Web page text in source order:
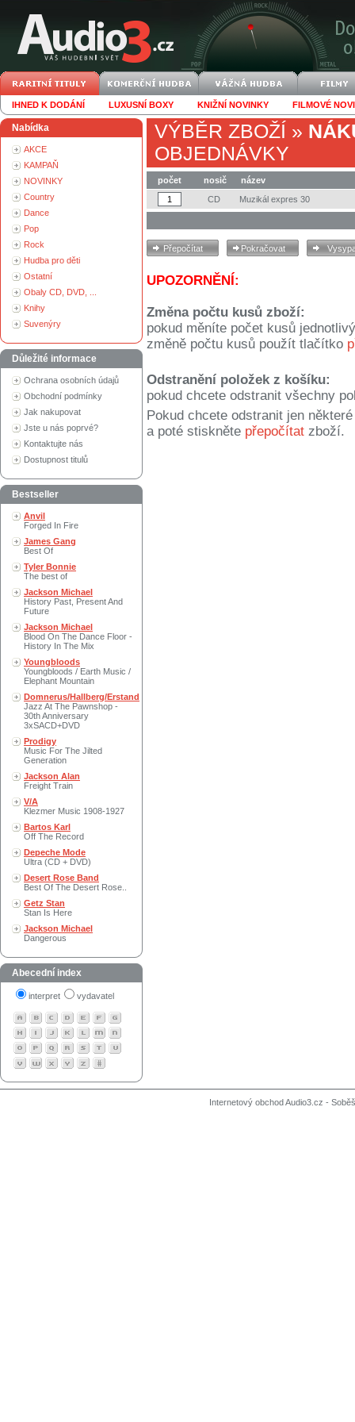
IHNED K DODÁNÍ LUXUSNÍ BOXY KNIŽNÍ NOVINKY FILMOVÉ
Nabídka
AKCE
KAMPAŇ
NOVINKY
Country
Dance
Pop
Rock
Hudba pro děti
Ostatní
Obaly CD, DVD, ...
Knihy
Suvenýry
Důležité informace
Ochrana osobních údajů
Obchodní podmínky
Jak nakupovat
Jste u nás poprvé?
Kontaktujte nás
Dostupnost titulů
Bestseller
Anvil
Forged In Fire
James Gang
Best Of
Tyler Bonnie
The best of
Jackson Michael
History Past, Present And
Future
Jackson Michael
Blood On The Dance Floor -
History In The Mix
Youngbloods
Youngbloods / Earth Music /
Elephant Mountain
Domnerus/Hallberg/Erstand
Jazz At The Pawnshop -
30th Anniversary
3xSACD+DVD
Prodigy
Music For The Jilted
Generation
Jackson Alan
Freight Train
V/A
Klezmer Music 1908-1927
Bartos Karl
Off The Record
Depeche Mode
Ultra (CD + DVD)
Desert Rose Band
Best Of The Desert Rose..
Getz Stan
Stan Is Here
Jackson Michael
Dangerous
Abecední index
interpret vydavatel
VÝBĚR ZBOŽÍ »
OBJEDNÁVKY
počet nosič
název
CD
Muzikál expres 30
UPOZORNĚNÍ:
Změna počtu kusů zboží:
pokud měníte počet kusů
změně počtu kusů použít tlačítko
Odstranění položek z košíku:
pokud chcete odstranit všechny
Pokud chcete odstranit jen
a poté stiskněte přepočítat zboží.
Internetový obchod Audio3.cz -